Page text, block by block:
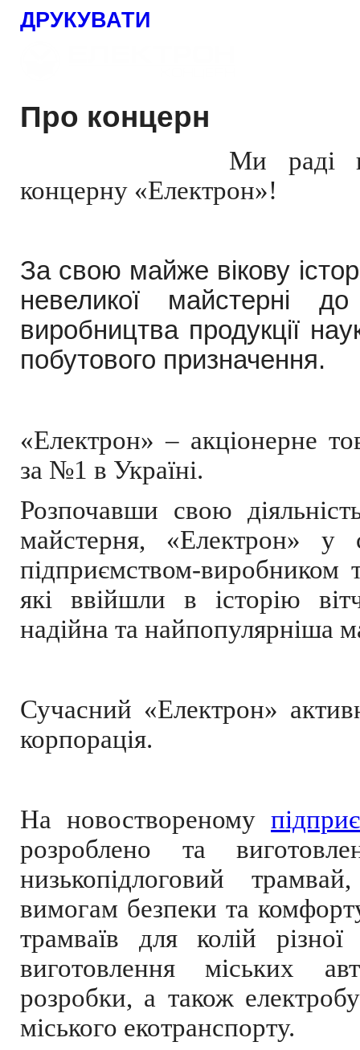
ДРУКУВАТИ
Про концерн
Ми раді
концерну «Електрон»!
За свою майже вікову
невеликої майстерні
виробництва продукції
побутового призначення.
«Електрон» – акціонерне
за №1 в Україні.
Розпочавши свою
майстерня, «Електрон» у
підприємством-виробником
які ввійшли в історію
надійна та найпопулярніша
Сучасний «Електрон»
корпорація.
На новоствореному
розроблено та
низькопідлоговий
вимогам безпеки та
трамваїв для колій
виготовлення міських
розробки, а також
міського екотранспорту.